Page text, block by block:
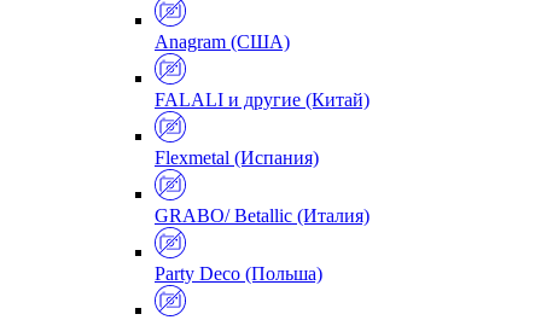
Anagram (США)
FALALI и другие (Китай)
Flexmetal (Испания)
GRABO/ Betallic (Италия)
Party Deco (Польша)